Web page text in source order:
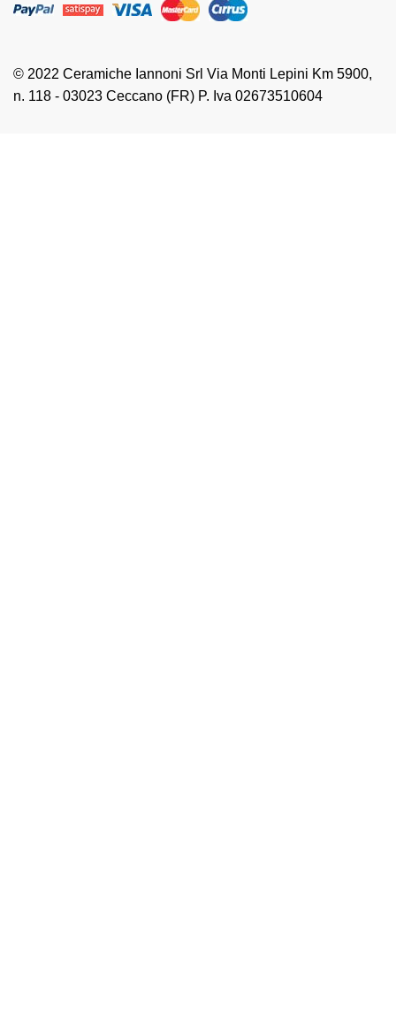
© 2022 Ceramiche Iannoni Srl Via Monti Lepini Km 5900,
n. 118 - 03023 Ceccano (FR) P. Iva 02673510604